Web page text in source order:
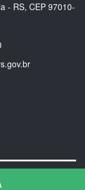
- RS, CEP 97010-